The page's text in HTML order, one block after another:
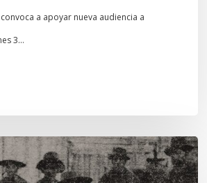
convoca a apoyar nueva audiencia a
3…